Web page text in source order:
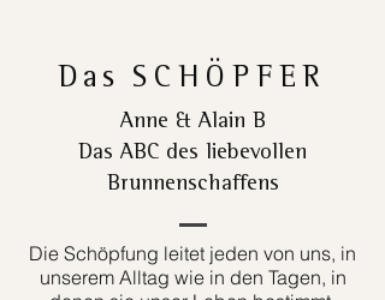
Das SCHÖPFER
Anne & Alain B
Das ABC des liebevollen
Brunnenschaffens
Die Schöpfung leitet jeden von uns, in
unserem Alltag wie in den Tagen, in